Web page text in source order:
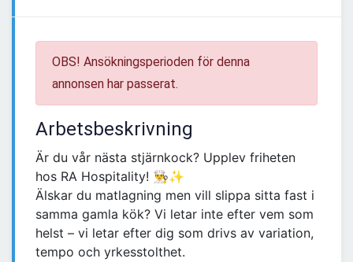
OBS! Ansökningsperioden för denna
annonsen har passerat.
Arbetsbeskrivning
Är du vår nästa stjärnkock? Upplev friheten
hos RA Hospitality! 👨‍🍳✨
Älskar du matlagning men vill slippa sitta fast i
samma gamla kök? Vi letar inte efter vem som
helst – vi letar efter dig som drivs av variation,
tempo och yrkesstolthet.